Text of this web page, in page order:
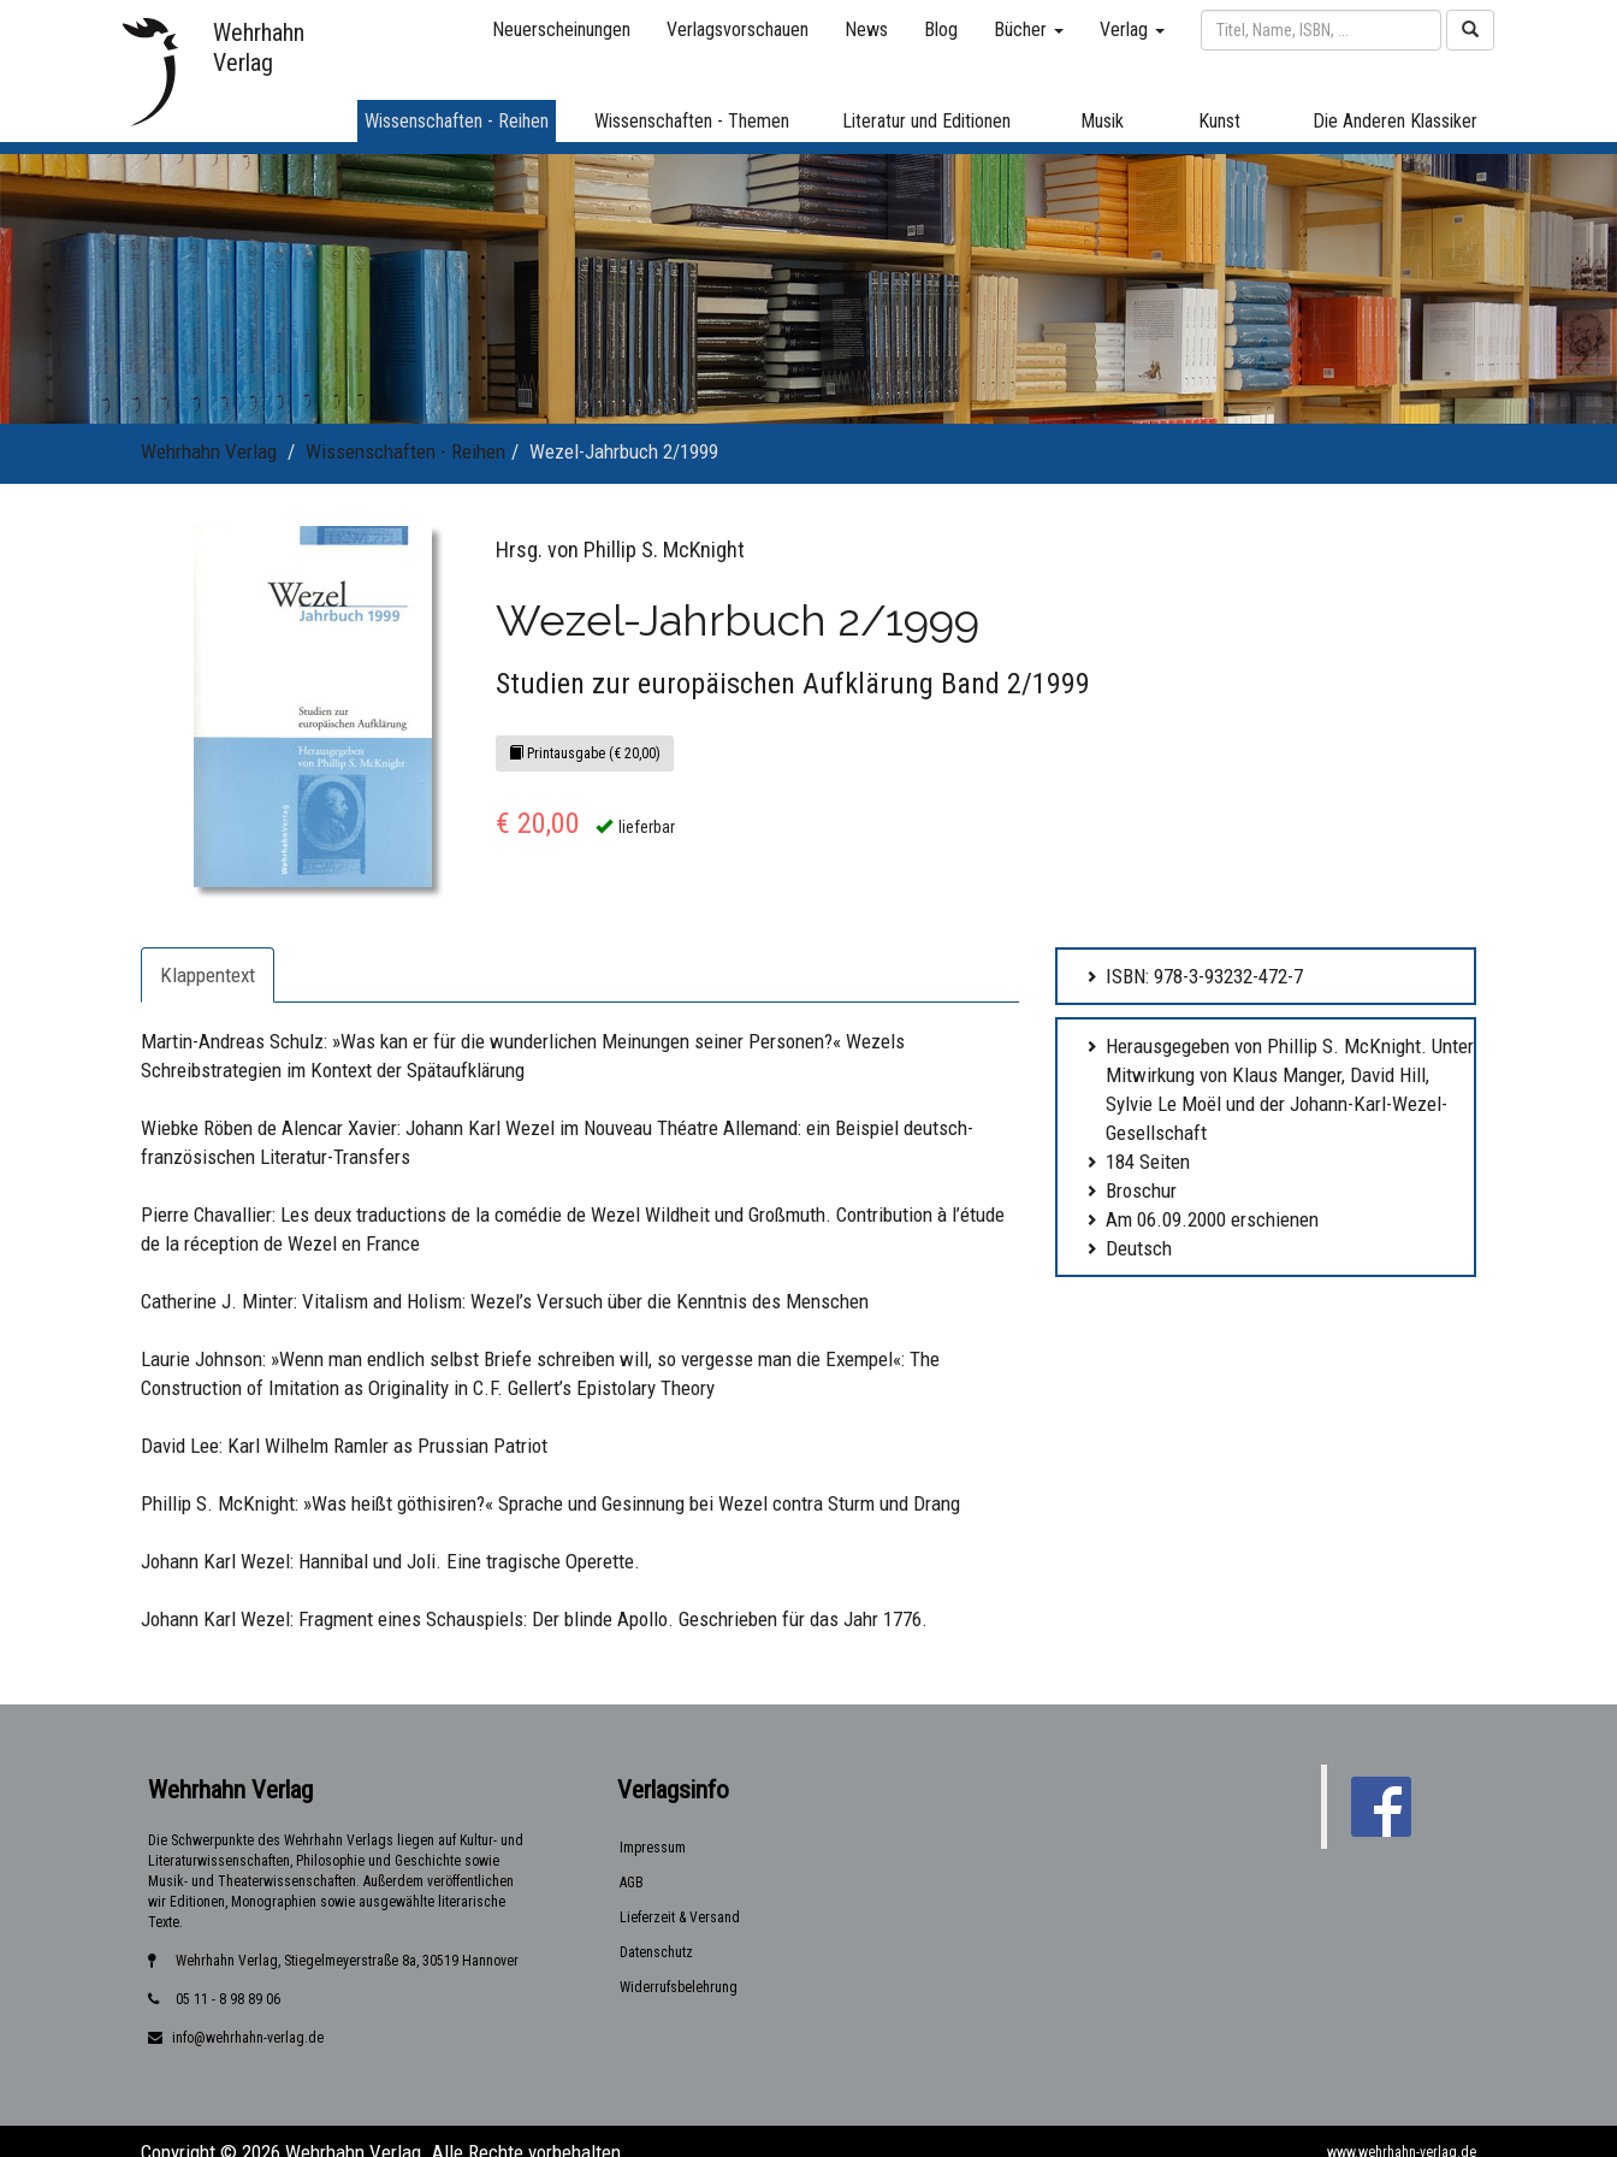
Wehrhahn
Verlag
Neuerscheinungen Verlagsvorschauen News Blog Bücher Verlag
Wissenschaften - Reihen Wissenschaften - Themen Literatur und Editionen Musik Kunst Die Anderen Klassiker
Wehrhahn Verlag Wissenschaften - Reihen Wezel-Jahrbuch 2/1999
Hrsg. von Phillip S. McKnight
Wezel-Jahrbuch 2/1999
Studien zur europäischen Aufklärung Band 2/1999
Printausgabe (€ 20,00)
€ 20,00 lieferbar
Klappentext
Martin-Andreas Schulz: »Was kan er für die wunderlichen Meinungen seiner Personen?« Wezels
Schreibstrategien im Kontext der Spätaufklärung
Wiebke Röben de Alencar Xavier: Johann Karl Wezel im Nouveau Théatre Allemand: ein Beispiel deutsch-
französischen Literatur-Transfers
Pierre Chavallier: Les deux traductions de la comédie de Wezel Wildheit und Großmuth. Contribution à l’étude
de la réception de Wezel en France
Catherine J. Minter: Vitalism and Holism: Wezel’s Versuch über die Kenntnis des Menschen
Laurie Johnson: »Wenn man endlich selbst Briefe schreiben will, so vergesse man die Exempel«: The
Construction of Imitation as Originality in C.F. Gellert’s Epistolary Theory
David Lee: Karl Wilhelm Ramler as Prussian Patriot
Phillip S. McKnight: »Was heißt göthisiren?« Sprache und Gesinnung bei Wezel contra Sturm und Drang
Johann Karl Wezel: Hannibal und Joli. Eine tragische Operette.
Johann Karl Wezel: Fragment eines Schauspiels: Der blinde Apollo. Geschrieben für das Jahr 1776.
ISBN: 978-3-93232-472-7
Herausgegeben von Phillip S. McKnight. Unter
Mitwirkung von Klaus Manger, David Hill,
Sylvie Le Moël und der Johann-Karl-Wezel-
Gesellschaft
184 Seiten
Broschur
Am 06.09.2000 erschienen
Deutsch
Wehrhahn Verlag
Die Schwerpunkte des Wehrhahn Verlags liegen auf Kultur- und
Literaturwissenschaften, Philosophie und Geschichte sowie
Musik- und Theaterwissenschaften. Außerdem veröffentlichen
wir Editionen, Monographien sowie ausgewählte literarische
Texte.
Wehrhahn Verlag, Stiegelmeyerstraße 8a, 30519 Hannover
05 11 - 8 98 89 06
info@wehrhahn-verlag.de
Verlagsinfo
Impressum
AGB
Lieferzeit & Versand
Datenschutz
Widerrufsbelehrung
Copyright © 2026 Wehrhahn Verlag. Alle Rechte vorbehalten. www.wehrhahn-verlag.de